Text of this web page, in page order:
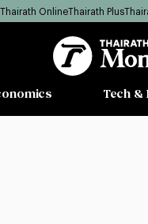
Thairath OnlineThairath Plus
Tech &